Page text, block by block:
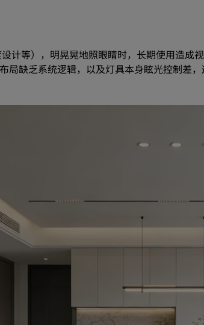
计等），明晃晃地照眼睛时，长期使用造成
缺乏系统逻辑，以及灯具本身眩光控制差